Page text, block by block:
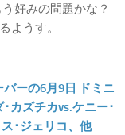
好みの問題かな？
ようす。
ーの6月9日 ドミニ
カズチカvs.ケニー･
･ジェリコ、他